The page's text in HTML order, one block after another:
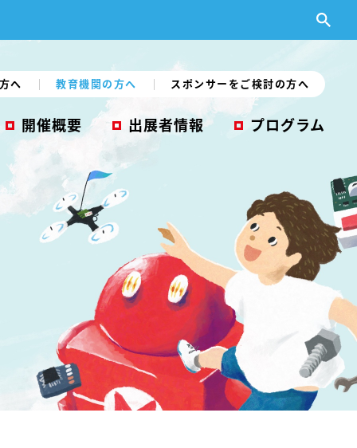
へ 教育機関の方へ スポンサーをご検討の方へ
開催概要 出展者情報 プログラム